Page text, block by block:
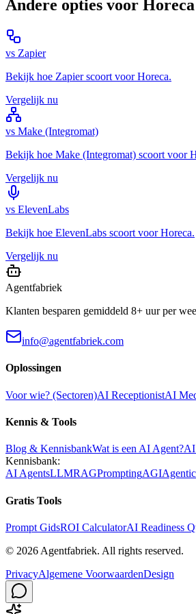
Andere opties voor Horeca
vs Zapier
Bekijk hoe Zapierscoort voorHoreca.
Vergelijk nu
vs Make (Integromat)
Bekijk hoe Make (Integromat) scoort voor
Vergelijk nu
vs ElevenLabs
Bekijk hoe ElevenLabs scoort voorHoreca.
Vergelijk nu
Agentfabriek
Klanten besparen gemiddeld 8+ uur per
info@agentfabriek.com
Oplossingen
Voor wie? (Sectoren)AI ReceptionistAI
Kennis & Tools
Blog & KennisbankWat is een AI Agent?
Kennisbank:
AI AgentsLLMRAGPromptingAGI
Gratis Tools
Prompt GidsROI CalculatorAI Readiness
© 2026 Agentfabriek. All rights reserved.
PrivacyAlgemene VoorwaardenDesign